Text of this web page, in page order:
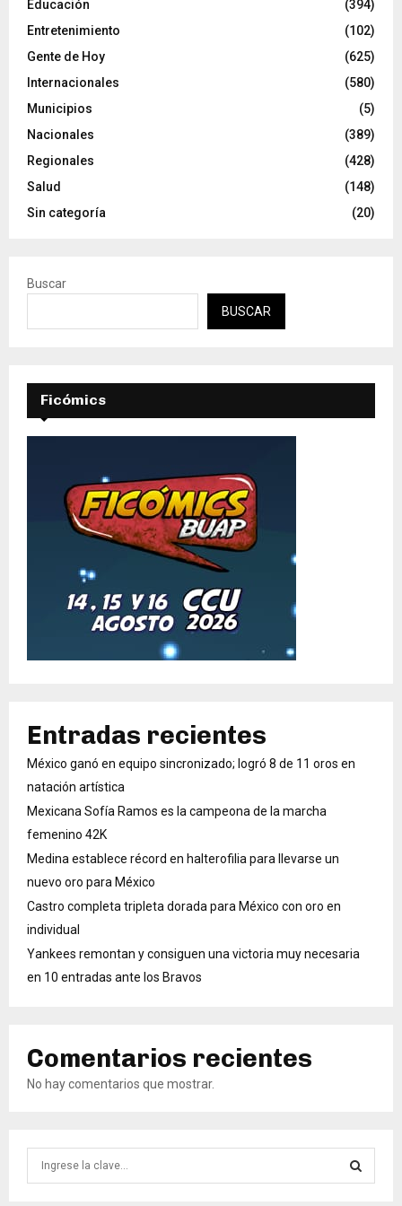
Educación
(394)
Entretenimiento
(102)
Gente de Hoy
(625)
Internacionales
(580)
Municipios
(5)
Nacionales
(389)
Regionales
(428)
Salud
(148)
Sin categoría
(20)
Buscar
BUSCAR
Ficómics
Entradas recientes
México ganó en equipo sincronizado; logró 8 de 11 oros en
natación artística
Mexicana Sofía Ramos es la campeona de la marcha
femenino 42K
Medina establece récord en halterofilia para llevarse un
nuevo oro para México
Castro completa tripleta dorada para México con oro en
individual
Yankees remontan y consiguen una victoria muy necesaria
en 10 entradas ante los Bravos
Comentarios recientes
No hay comentarios que mostrar.